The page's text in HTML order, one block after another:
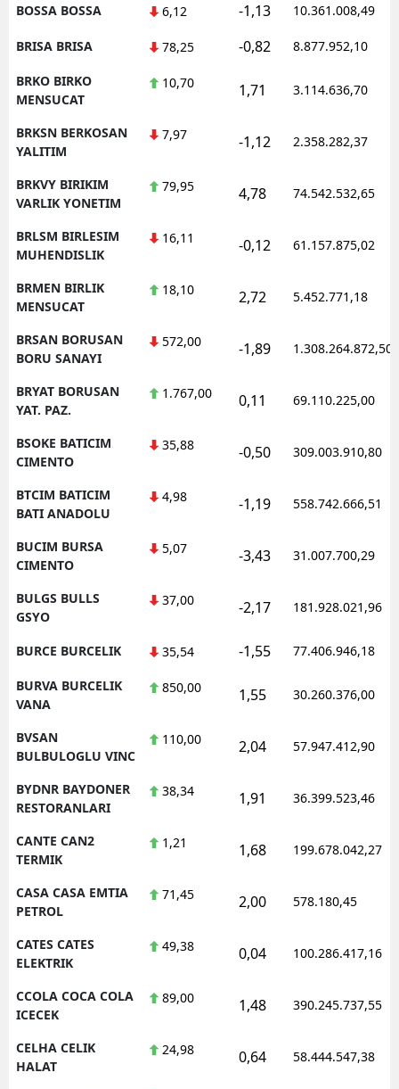
BOSSA BOSSA 6,12 -1,13 10.361.008,49
BRISA BRISA 78,25 -0,82 8.877.952,10
BRKO BIRKO
MENSUCAT
10,70 1,71 3.114.636,70
BRKSN BERKOSAN
YALITIM
7,97 -1,12 2.358.282,37
BRKVY BIRIKIM
VARLIK YONETIM
79,95 4,78 74.542.532,65
BRLSM BIRLESIM
MUHENDISLIK
16,11 -0,12 61.157.875,02
BRMEN BIRLIK
MENSUCAT
18,10 2,72 5.452.771,18
BRSAN BORUSAN
BORU SANAYI
572,00 -1,89 1.308.264.872,50
BRYAT BORUSAN
YAT. PAZ.
1.767,00 0,11 69.110.225,00
BSOKE BATICIM
CIMENTO
35,88 -0,50 309.003.910,80
BTCIM BATICIM
BATI ANADOLU
4,98 -1,19 558.742.666,51
BUCIM BURSA
CIMENTO
5,07 -3,43 31.007.700,29
BULGS BULLS
GSYO
37,00 -2,17 181.928.021,96
BURCE BURCELIK 35,54 -1,55 77.406.946,18
BURVA BURCELIK
VANA
850,00 1,55 30.260.376,00
BVSAN
BULBULOGLU VINC
110,00 2,04 57.947.412,90
BYDNR BAYDONER
RESTORANLARI
38,34 1,91 36.399.523,46
CANTE CAN2
TERMIK
1,21 1,68 199.678.042,27
CASA CASA EMTIA
PETROL
71,45 2,00 578.180,45
CATES CATES
ELEKTRIK
49,38 0,04 100.286.417,16
CCOLA COCA COLA
ICECEK
89,00 1,48 390.245.737,55
CELHA CELIK
HALAT
24,98 0,64 58.444.547,38